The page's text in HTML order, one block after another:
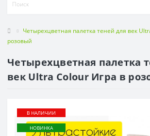
Четырехцветная палетка теней для век
розовый
Четырехцветная палетка
век Ultra Colour Игра в
В НАЛИЧИИ
НОВИНКА